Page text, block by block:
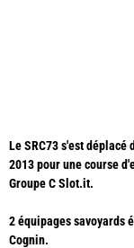
Le SRC73 s'est
2013 pour une course
Groupe C Slot.it.
2 équipages savoyards
Cognin.